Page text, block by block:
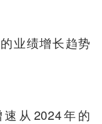
业绩增长趋势
从2024年的